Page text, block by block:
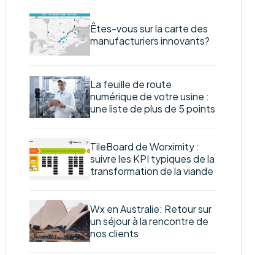
Êtes-vous sur la carte des
manufacturiers innovants?
La feuille de route
numérique de votre usine :
une liste de plus de 5 points
TileBoard de Worximity :
suivre les KPI typiques de la
transformation de la viande
Wx en Australie: Retour sur
un séjour à la rencontre de
nos clients